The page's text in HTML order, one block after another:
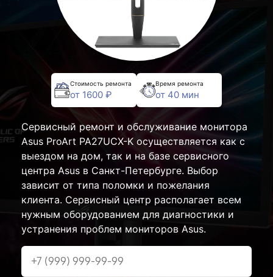
Стоимость ремонта
от 1600 ₽
Время ремонта
от 40 мин
Сервисный ремонт и обслуживание монитора
Asus ProArt PA27UCX-K осуществляется как с
выездом на дом, так и на базе сервисного
центра Asus в Санкт-Петербурге. Выбор
зависит от типа поломки и пожелания
клиента. Сервисный центр располагает всем
нужным оборудованием для диагностики и
устранения проблем мониторов Asus.